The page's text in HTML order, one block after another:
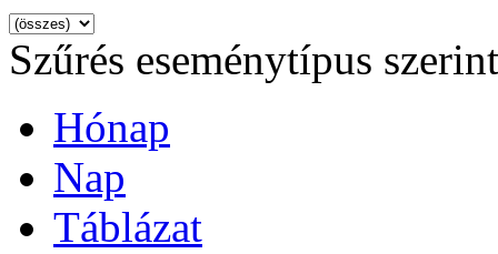
Szűrés eseménytípus szerint
Hónap
Nap
Táblázat